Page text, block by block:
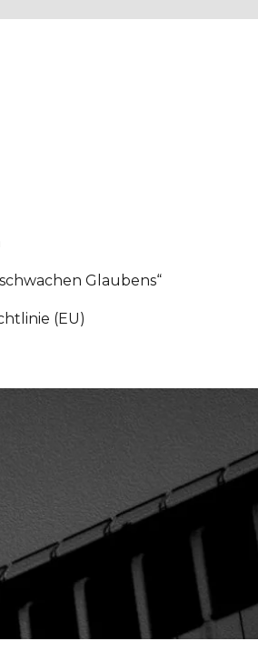
Glaubens“
(EU)